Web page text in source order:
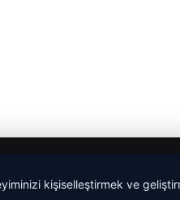
kişiselleştirmek ve
malta dil okulları|